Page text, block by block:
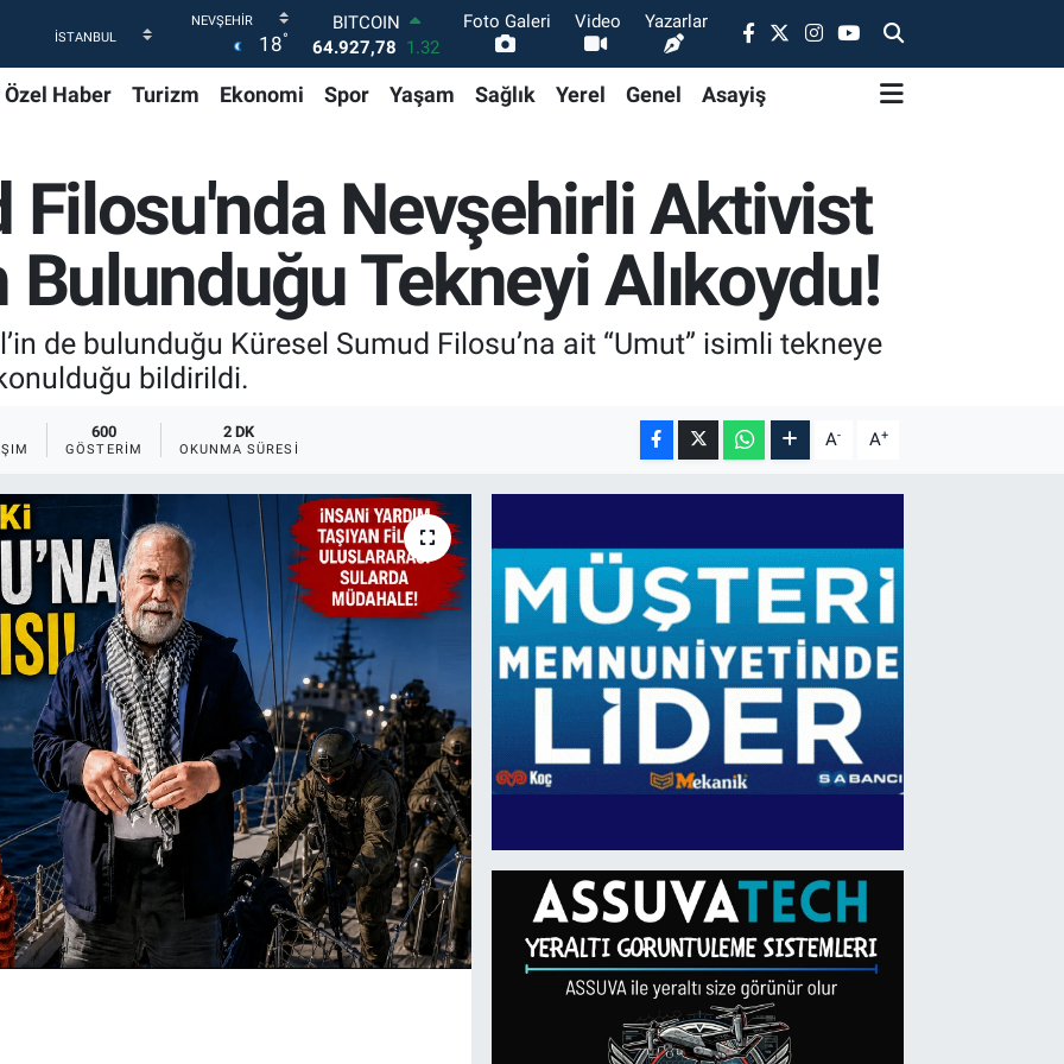
18°
DOLAR
47,5894
0.08
EURO
55,0398
-0.02
6527.85
0.54
BİST100
BITCOIN
64.927,78
1.32
Foto Galeri Video Yazarlar
Özel Haber Turizm Ekonomi Spor Yaşam Sağlık Yerel Genel Asayiş
Filosu'nda Nevşehirli Aktivist
Bulunduğu Tekneyi Alıkoydu!
de bulunduğu Küresel Sumud Filosu’na ait “Umut” isimli tekneye
bildirildi.
600
GÖSTERIM
2 DK
OKUNMA SÜRESI A- A+